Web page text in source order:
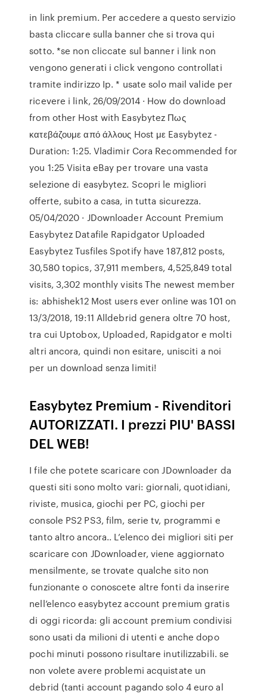
in link premium. Per accedere a questo servizio
basta cliccare sulla banner che si trova qui
sotto. *se non cliccate sul banner i link non
vengono generati i click vengono controllati
tramite indirizzo Ip. * usate solo mail valide per
ricevere i link, 26/09/2014 · How do download
from other Host with Easybytez Πως
κατεβάζουμε από άλλους Host με Easybytez -
Duration: 1:25. Vladimir Cora Recommended for
you 1:25 Visita eBay per trovare una vasta
selezione di easybytez. Scopri le migliori
offerte, subito a casa, in tutta sicurezza.
05/04/2020 · JDownloader Account Premium
Easybytez Datafile Rapidgator Uploaded
Easybytez Tusfiles Spotify have 187,812 posts,
30,580 topics, 37,911 members, 4,525,849 total
visits, 3,302 monthly visits The newest member
is: abhishek12 Most users ever online was 101 on
13/3/2018, 19:11 Alldebrid genera oltre 70 host,
tra cui Uptobox, Uploaded, Rapidgator e molti
altri ancora, quindi non esitare, unisciti a noi
per un download senza limiti!
Easybytez Premium - Rivenditori
AUTORIZZATI. I prezzi PIU' BASSI
DEL WEB!
I file che potete scaricare con JDownloader da
questi siti sono molto vari: giornali, quotidiani,
riviste, musica, giochi per PC, giochi per
console PS2 PS3, film, serie tv, programmi e
tanto altro ancora.. L’elenco dei migliori siti per
scaricare con JDownloader, viene aggiornato
mensilmente, se trovate qualche sito non
funzionante o conoscete altre fonti da inserire
nell’elenco easybytez account premium gratis
di oggi ricorda: gli account premium condivisi
sono usati da milioni di utenti e anche dopo
pochi minuti possono risultare inutilizzabili. se
non volete avere problemi acquistate un
debrid (tanti account pagando solo 4 euro al